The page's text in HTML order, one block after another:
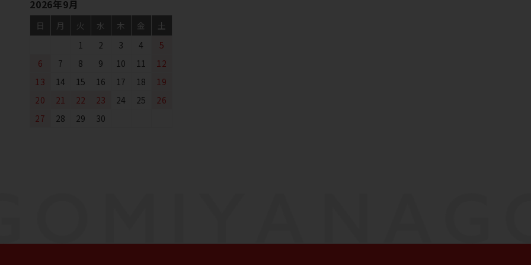
2026年9月
日 月 火 水 木 金
土
1
2 3 4
5
6
7 8 9 10 11
12
13
14 15 16 17 18
19
20
21 22 23 24 25
26
27
28 29 30